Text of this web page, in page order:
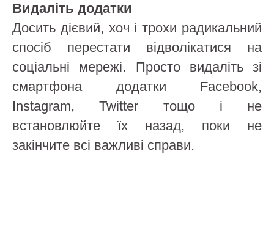
Видаліть додатки
Досить дієвий, хоч і трохи радикальний
спосіб перестати відволікатися на
соціальні мережі. Просто видаліть зі
смартфона додатки Facebook,
Instagram, Twitter тощо і не
встановлюйте їх назад, поки не
закінчите всі важливі справи.